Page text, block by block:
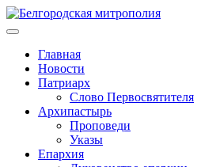
Главная
Новости
Патриарх
Слово Первосвятителя
Архипастырь
Проповеди
Указы
Епархия